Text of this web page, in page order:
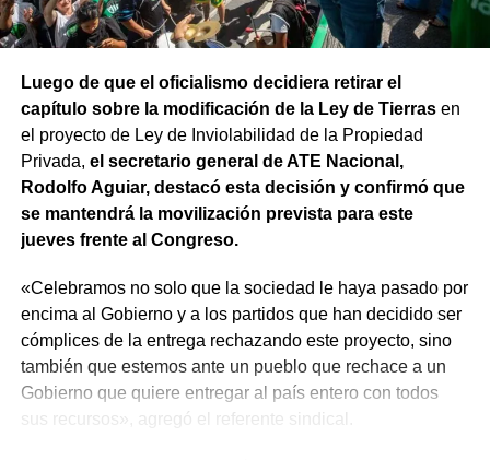
Luego de que el oficialismo decidiera retirar el
capítulo sobre la modificación de la Ley de Tierrasen
el proyecto de Ley de Inviolabilidad de la Propiedad
Privada, el secretario general de ATE Nacional,
Rodolfo Aguiar, destacó esta decisión y confirmó que
se mantendrá la movilización prevista para este
jueves frente al Congreso.
«Celebramos no solo que la sociedad le haya pasado por
encima al Gobierno y a los partidos que han decidido ser
cómplices de la entrega rechazando este proyecto, sino
también que estemos ante un pueblo que rechace a un
Gobierno que quiere entregar al país entero con todos
sus recursos», agregó el referente sindical.